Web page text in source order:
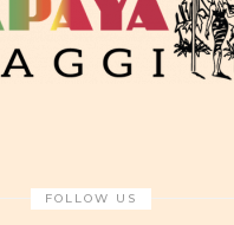
FOLLOW US